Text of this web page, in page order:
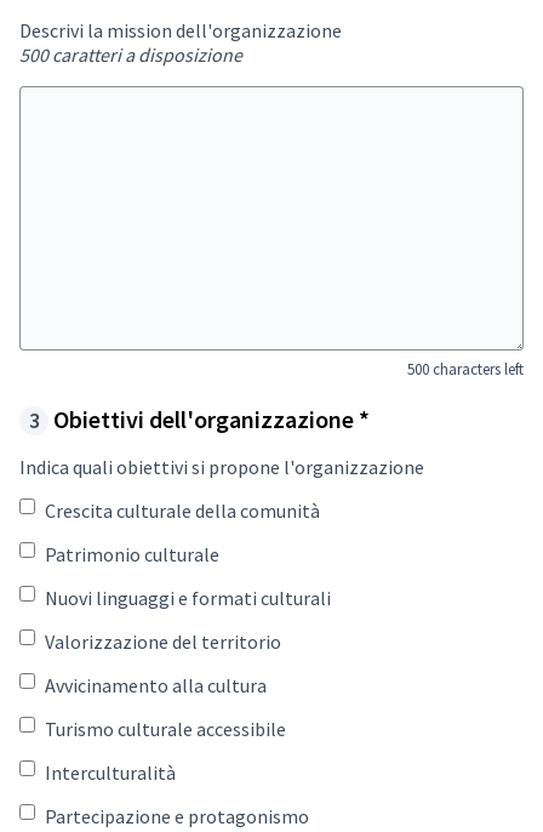
Descrivi la mission dell'organizzazione
500 caratteri a disposizione
500 characters left
Obiettivi dell'organizzazione *
Indica quali obiettivi si propone l'organizzazione
Crescita culturale della comunità
Patrimonio culturale
Nuovi linguaggi e formati culturali
Valorizzazione del territorio
Avvicinamento alla cultura
Turismo culturale accessibile
Interculturalità
Partecipazione e protagonismo